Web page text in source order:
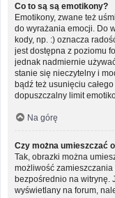
Co to są są emotikony?
Emotikony, zwane też
do wyrażania emocji. Do
kody, np. :) oznacza
jest dostępna z poziomu
jednak nadmiernie
stanie się nieczytelny i
bądź też usunięciu
dopuszczalny limit
Na górę
Czy można umieszczać
Tak, obrazki można
możliwość zamieszczania
bezpośrednio na witrynę.
wyświetlany na forum,